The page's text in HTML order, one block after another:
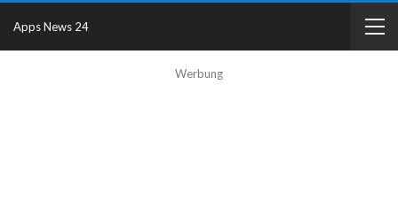
Werbung
Apps News 24